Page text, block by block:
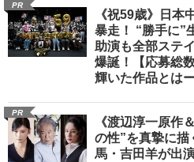
PR
《祝59歳》日本
暴走！ “勝手に”
助演も全部ステ
爆誕！【応募総
輝いた作品とはー
PR
《渡辺淳一原作
の性”を真摯に描
馬・吉田羊が出